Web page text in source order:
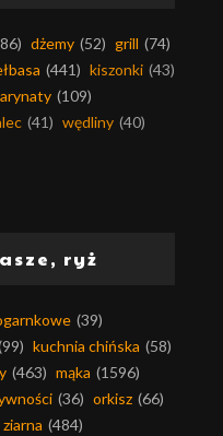
dżemy (52) grill (74)
(441) kiszonki (43)
(109)
(41) wędliny (40)
ryż
(39)
kuchnia chińska (58)
(463) mąka (1596)
(36) orkisz (66)
ziarna (484)